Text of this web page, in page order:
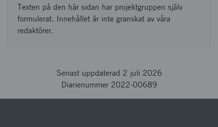
Texten på den här sidan har projektgruppen själv
formulerat. Innehållet är inte granskat av våra
redaktörer.
Senast uppdaterad 2 juli 2026
Diarienummer 2022-00689